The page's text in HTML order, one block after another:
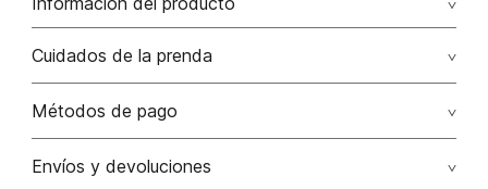
viscosa 50% poliéster 28% poliamida 22%
Cuidados de la prenda
Lavado profesional en seco. evite el roce de la prenda
No lavar
Métodos de pago
Tarjetas de crédito: Visa, Dinners, Master Card y American
Envíos y devoluciones